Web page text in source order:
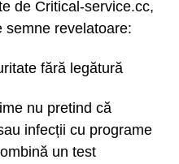
de Critical-service.cc,
semne revelatoare:
fără legătură
nu pretind că
infecții cu programe
un test